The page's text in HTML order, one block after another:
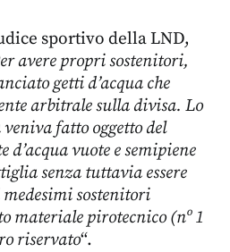
sportivo della LND,
avere propri sostenitori,
getti d’acqua che
arbitrale sulla divisa. Lo
fatto oggetto del
vuote e semipiene
senza tuttavia essere
medesimi sostenitori
materiale pirotecnico (nº 1
riservato“.